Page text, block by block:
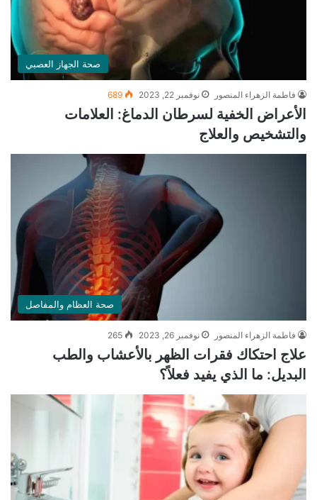
صحة الجهاز العصبي
فاطمة الزهراء المنصور نوفمبر 22, 2023 689
الأعراض الخفية لسرطان الدماغ: العلامات
والتشخيص والعلاج
صحة العظام والمفاصل
فاطمة الزهراء المنصور نوفمبر 26, 2023 265
علاج احتكاك فقرات الظهر بالأعشاب والطب
البديل: ما الذي يفيد فعلاً؟